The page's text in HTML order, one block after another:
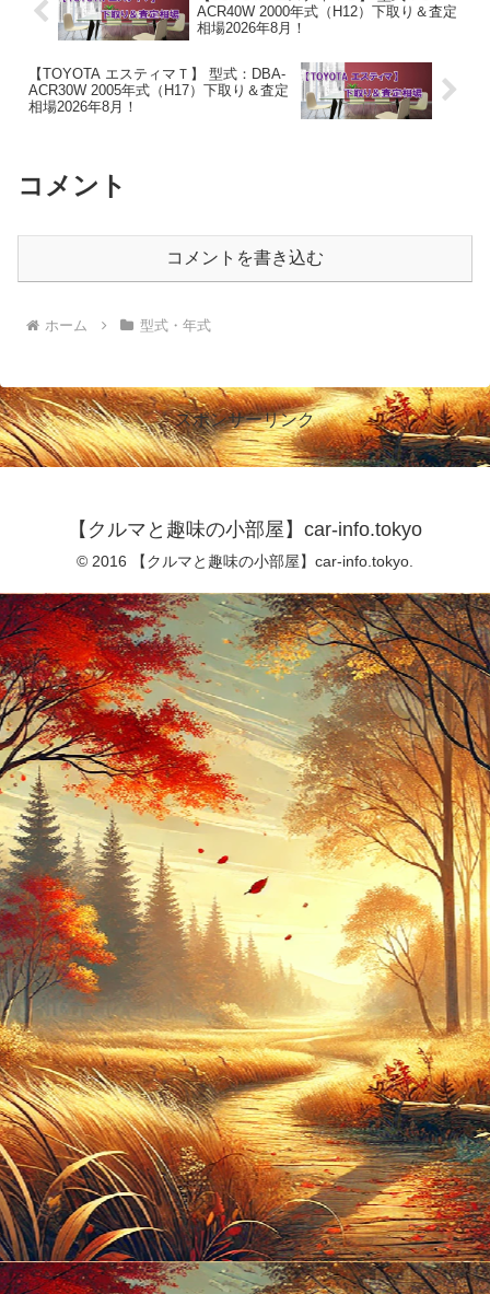
ACR40W 2000年式（H12）下取り＆査定
相場2026年8月！
【TOYOTA エスティマＴ】 型式：DBA-
ACR30W 2005年式（H17）下取り＆査定
相場2026年8月！
コメント
コメントを書き込む
ホーム 型式・年式
スポンサーリンク
【クルマと趣味の小部屋】car-info.tokyo
© 2016 【クルマと趣味の小部屋】car-info.tokyo.